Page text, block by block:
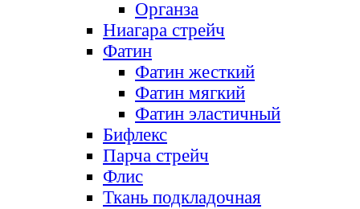
Органза
Ниагара стрейч
Фатин
Фатин жесткий
Фатин мягкий
Фатин элаcтичный
Бифлекс
Парча стрейч
Флис
Ткань подкладочная